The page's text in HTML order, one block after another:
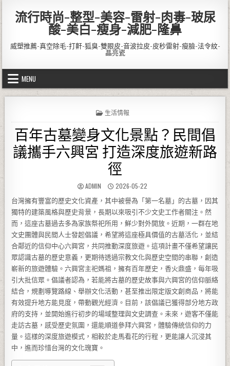
流行時尚-整型-美容-雷射-肉毒-玻尿
酸-美白-瘦身-減肥-隆鼻
威塑推薦-真空除毛-打鼾-狐臭-雙眼皮-音波拉皮-皮秒雷射-瘦臉-法令紋-
晶亮瓷
MENU
POSTED IN
生活情報
百年古墓變身文化景點？民間倡
議攜手六興宮 打造深度旅遊新路
徑
AUTHOR:
ADMIN PUBLISHED DATE:
2026-05-22
台灣擁有豐富的歷史文化資產，其中被譽為「第一名墓」的古墓，因其
獨特的建築風格與歷史背景，長期以來吸引不少文史工作者關注。然
而，這座古墓過去多為家族祭祀所用，鮮少對外開放。近期，一群在地
文史團體與民間人士發起倡議，希望將這座極具價值的古墓活化，並結
合鄰近的信仰中心六興宮，共同推動深度旅遊。這項計畫不僅希望讓民
眾認識古墓的歷史意義，更期待透過宗教文化與歷史空間的串聯，創造
嶄新的旅遊體驗。六興宮主祀媽祖，擁有百年歷史，香火鼎盛，每年吸
引大批信眾。倡議者認為，若能將古墓的歷史故事與六興宮的信仰脈絡
結合，規劃導覽路線、舉辦文化活動，甚至推出限定版文創商品，將能
有效提升地方能見度，帶動觀光經濟。目前，該倡議已獲得部分地方政
府的支持，並開始進行初步的場域整理與文史調查。未來，遊客不僅能
走訪古墓，感受歷史氛圍，還能順道參拜六興宮，體驗傳統信仰的力
量。這樣的深度旅遊模式，相較於走馬看花的行程，更能讓人沉浸其
中，進而珍惜台灣的文化瑰寶。